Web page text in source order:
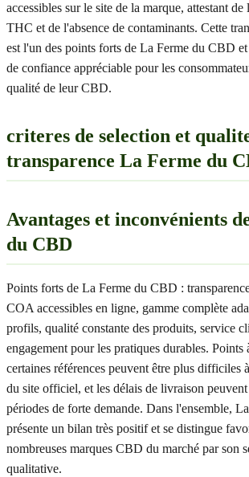
accessibles sur le site de la marque, attestant
THC et de l'absence de contaminants. Cette
est l'un des points forts de La Ferme du CBD
de confiance appréciable pour les
qualité de leur CBD.
criteres de selection et
transparence La Ferme du
Avantages et inconvénients
du CBD
Points forts de La Ferme du CBD :
COA accessibles en ligne, gamme complète
profils, qualité constante des produits, service
engagement pour les pratiques durables. Points
certaines références peuvent être plus difficiles
du site officiel, et les délais de livraison
périodes de forte demande. Dans l'ensemble,
présente un bilan très positif et se distingue
nombreuses marques CBD du marché par son
qualitative.